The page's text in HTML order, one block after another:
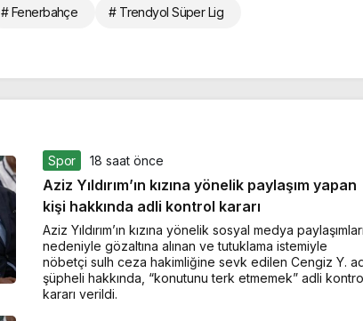
# Fenerbahçe # Trendyol Süper Lig
Spor 18 saat önce
Aziz Yıldırım’ın kızına yönelik paylaşım yapan
kişi hakkında adli kontrol kararı
Aziz Yıldırım’ın kızına yönelik sosyal medya paylaşımları
nedeniyle gözaltına alınan ve tutuklama istemiyle
nöbetçi sulh ceza hakimliğine sevk edilen Cengiz Y.
şüpheli hakkında, “konutunu terk etmemek” adli
kararı verildi.